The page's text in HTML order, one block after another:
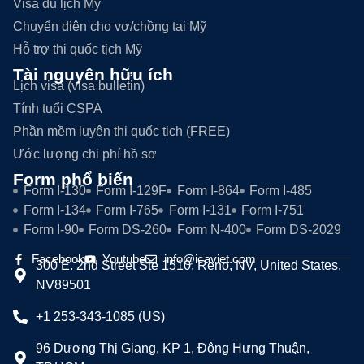
Visa du lịch Mỹ
Chuyển diện cho vợ/chồng tại Mỹ
Hỗ trợ thi quốc tịch Mỹ
Tài nguyên hữu ích
Lịch visa (visa bulletin)
Tính tuổi CSPA
Phần mềm luyện thi quốc tịch (FREE)
Ước lượng chi phí hồ sơ
Form phổ biến
Form I-130 Form I-129F Form I-864
Form I-485
Form I-134
Form I-765 Form I-131
Form I-751
Form I-90
Form DS-260 Form N-400 Form DS-2029
Facebook Youtube info@icaviet.com
300 E. 2nd Street Ste 1510, Reno, NV, United States,
NV89501
+1 253-343-1085 (US)
96 Dương Thị Giang, KP 1, Đông Hưng Thuận,